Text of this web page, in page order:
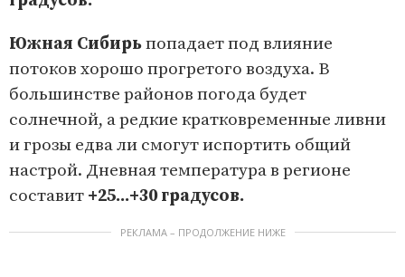
Южная Сибирьпопадает под влияние
потоков хорошо прогретого воздуха. В
большинстве районов погода будет
солнечной, а редкие кратковременные ливни
и грозы едва ли смогут испортить общий
настрой. Дневная температура в регионе
составит +25...+30 градусов.
РЕКЛАМА – ПРОДОЛЖЕНИЕ НИЖЕ